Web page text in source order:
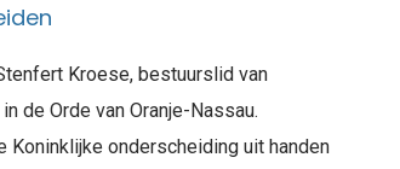
Kroese, bestuurslid van
de Orde van Oranje-Nassau.
onderscheiding uit handen